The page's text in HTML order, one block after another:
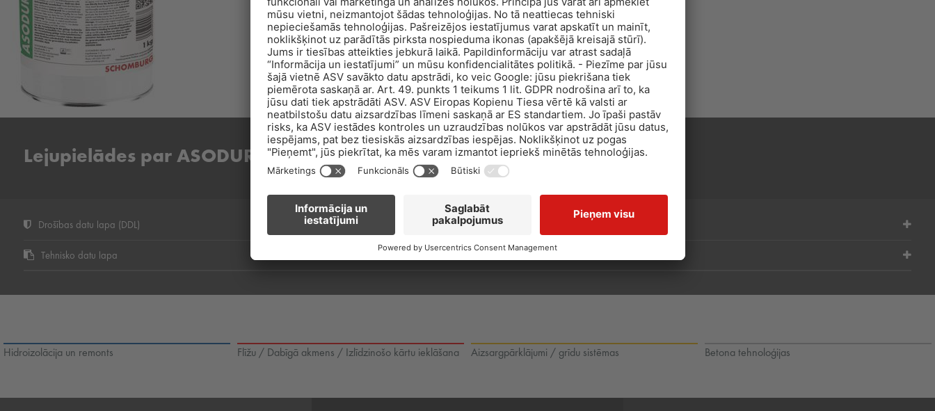
Lejupielādes par ASODUR-IH
Drošības datu lapa (DDL)
Tehnisko datu lapa
Hidroizolācija un remonts Flīžu / Dabīgā akmens / Izlīdzinošo kārtu ieklāšana Aizsargpārklājumi / grīdu sistēmas Betona tehnoloģijas